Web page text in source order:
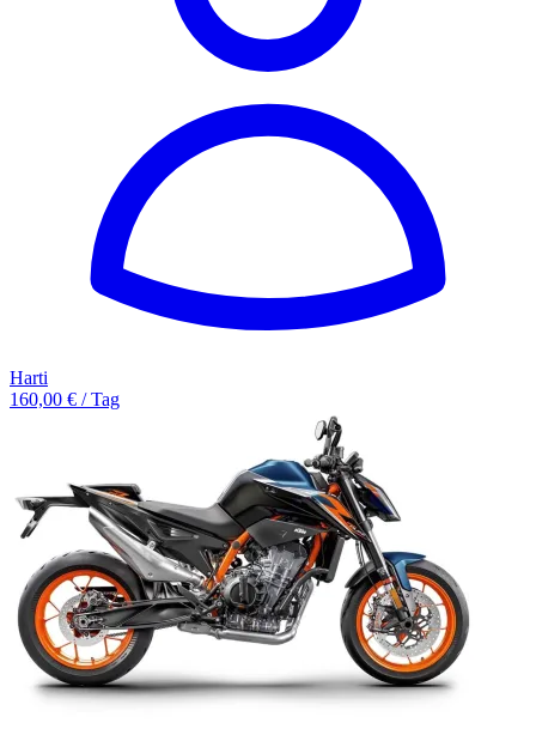
Harti
160,00 € / Tag